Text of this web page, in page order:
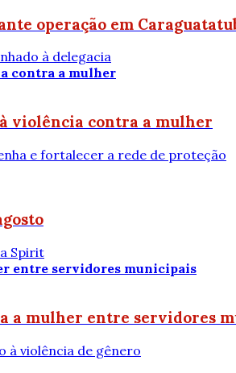
operação em
à delegacia
violência contra a mulher
e fortalecer a rede de proteção
Spirit
a mulher entre servidores
violência de gênero